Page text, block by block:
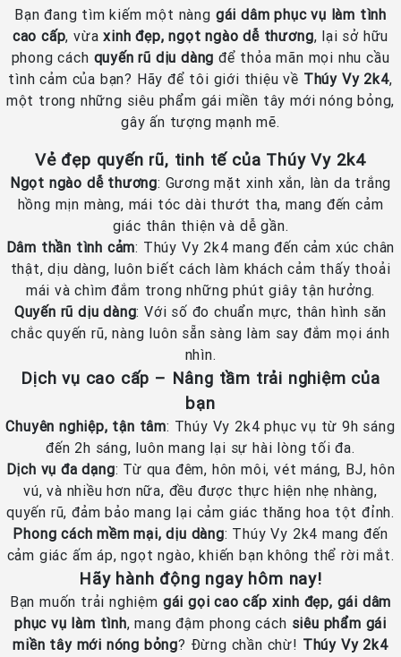
Bạn đang tìm kiếm một nàng gái dâm phục vụ làm tình
cao cấp, vừaxinh đẹp, ngọt ngào dễ thương, lại sở hữu
phong cách quyến rũ dịu dàng để thỏa mãn mọi nhu cầu
tình cảm của bạn? Hãy để tôi giới thiệu về Thúy Vy 2k4,
một trong những siêu phẩm gái miền tây mới nóng bỏng,
gây ấn tượng mạnh mẽ.
Vẻ đẹp quyến rũ, tinh tế của Thúy Vy 2k4
Ngọt ngào dễ thương: Gương mặt xinh xắn, làn da trắng
hồng mịn màng, mái tóc dài thướt tha, mang đến cảm
giác thân thiện và dễ gần.
Dâm thần tình cảm: Thúy Vy 2k4 mang đến cảm xúc chân
thật, dịu dàng, luôn biết cách làm khách cảm thấy thoải
mái và chìm đắm trong những phút giây tận hưởng.
Quyến rũ dịu dàng: Với số đo chuẩn mực, thân hình săn
chắc quyến rũ, nàng luôn sẵn sàng làm say đắm mọi ánh
nhìn.
Dịch vụ cao cấp – Nâng tầm trải nghiệm của
bạn
Chuyên nghiệp, tận tâm: Thúy Vy 2k4 phục vụ từ 9h sáng
đến 2h sáng, luôn mang lại sự hài lòng tối đa.
Dịch vụ đa dạng: Từ qua đêm, hôn môi, vét máng, BJ, hôn
vú, và nhiều hơn nữa, đều được thực hiện nhẹ nhàng,
quyến rũ, đảm bảo mang lại cảm giác thăng hoa tột đỉnh.
Phong cách mềm mại, dịu dàng: Thúy Vy 2k4 mang đến
cảm giác ấm áp, ngọt ngào, khiến bạn không thể rời mắt.
Hãy hành động ngay hôm nay!
Bạn muốn trải nghiệm gái gọi cao cấp xinh đẹp, gái dâm
phục vụ làm tình, mang đậm phong cách siêu phẩm gái
miền tây mới nóng bỏng? Đừng chần chừ! Thúy Vy 2k4